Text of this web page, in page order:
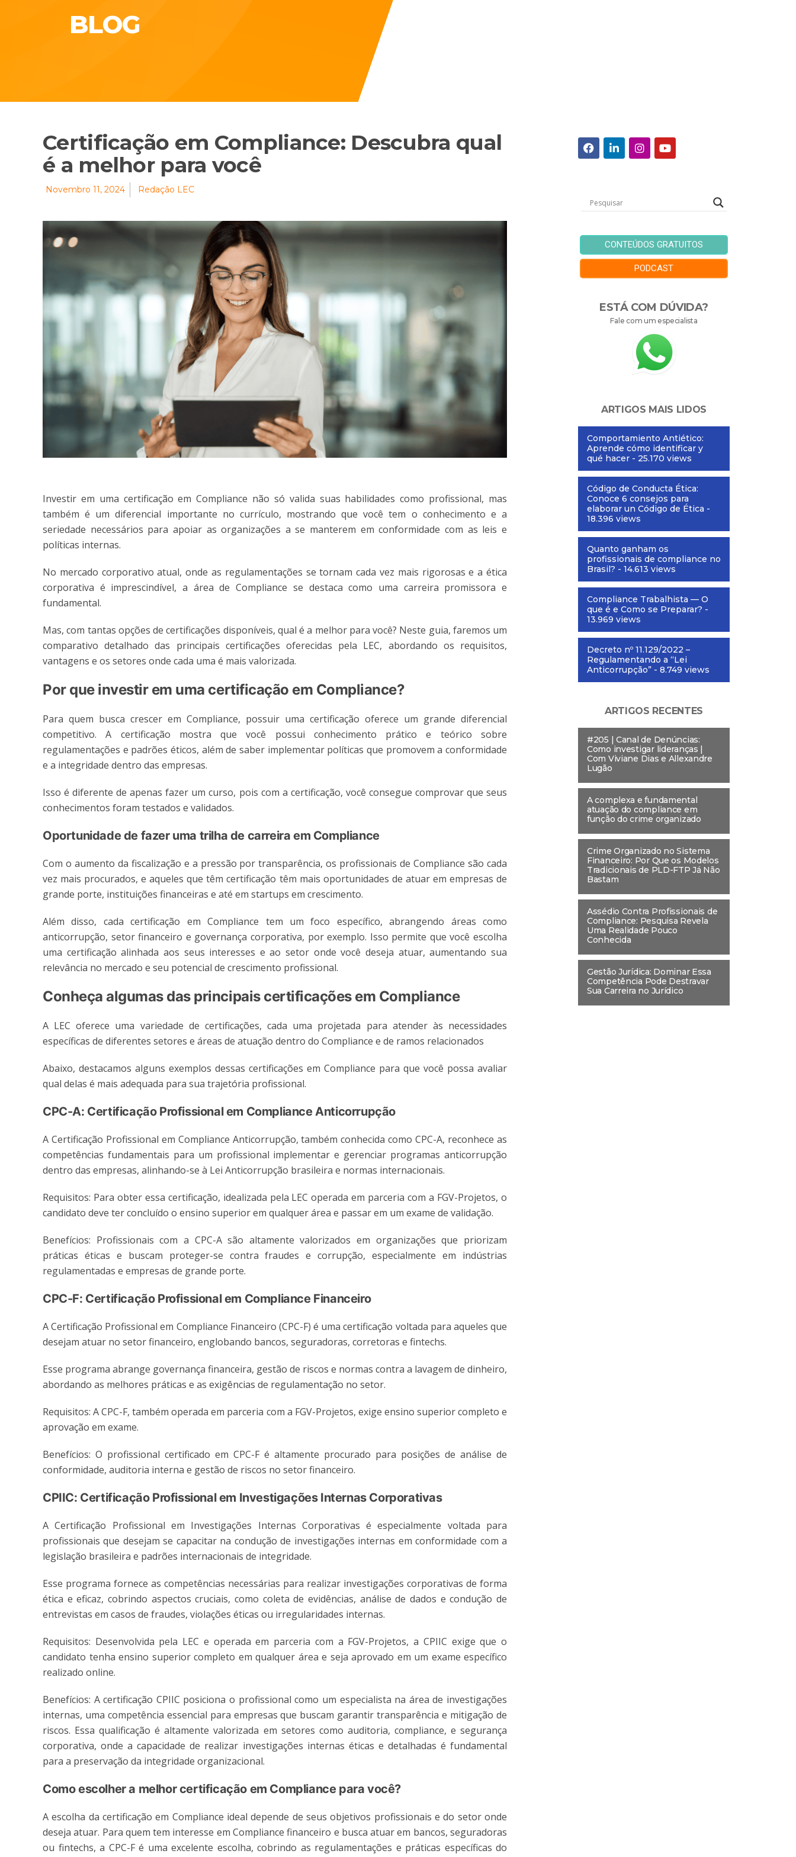
BLOG
Certificação em Compliance: Descubra qual
é a melhor para você
Novembro 11, 2024 Redação LEC
Investir em uma certificação em Compliance não só valida suas habilidades como profissional, mas
também é um diferencial importante no currículo, mostrando que você tem o conhecimento e a
seriedade necessários para apoiar as organizações a se manterem em conformidade com as leis e
políticas internas.
No mercado corporativo atual, onde as regulamentações se tornam cada vez mais rigorosas e a ética
corporativa é imprescindível, a área de Compliance se destaca como uma carreira promissora e
fundamental.
Mas, com tantas opções de certificações disponíveis, qual é a melhor para você? Neste guia, faremos um
comparativo detalhado das principais certificações oferecidas pela LEC, abordando os requisitos,
vantagens e os setores onde cada uma é mais valorizada.
Por que investir em uma certificação em Compliance?
Para quem busca crescer em Compliance, possuir uma certificação oferece um grande diferencial
competitivo. A certificação mostra que você possui conhecimento prático e teórico sobre
regulamentações e padrões éticos, além de saber implementar políticas que promovem a conformidade
e a integridade dentro das empresas.
Isso é diferente de apenas fazer um curso, pois com a certificação, você consegue comprovar que seus
conhecimentos foram testados e validados.
Oportunidade de fazer uma trilha de carreira em Compliance
Com o aumento da fiscalização e a pressão por transparência, os profissionais de Compliance são cada
vez mais procurados, e aqueles que têm certificação têm mais oportunidades de atuar em empresas de
grande porte, instituições financeiras e até em startups em crescimento.
Além disso, cada certificação em Compliance tem um foco específico, abrangendo áreas como
anticorrupção, setor financeiro e governança corporativa, por exemplo. Isso permite que você escolha
uma certificação alinhada aos seus interesses e ao setor onde você deseja atuar, aumentando sua
relevância no mercado e seu potencial de crescimento profissional.
Conheça algumas das principais certificações em Compliance
A LEC oferece uma variedade de certificações, cada uma projetada para atender às necessidades
específicas de diferentes setores e áreas de atuação dentro do Compliance e de ramos relacionados
Abaixo, destacamos alguns exemplos dessas certificações em Compliance para que você possa avaliar
qual delas é mais adequada para sua trajetória profissional.
CPC-A: Certificação Profissional em Compliance Anticorrupção
A Certificação Profissional em Compliance Anticorrupção, também conhecida como CPC-A, reconhece as
competências fundamentais para um profissional implementar e gerenciar programas anticorrupção
dentro das empresas, alinhando-se à Lei Anticorrupção brasileira e normas internacionais.
Requisitos: Para obter essa certificação, idealizada pela LEC operada em parceria com a FGV-Projetos, o
candidato deve ter concluído o ensino superior em qualquer área e passar em um exame de validação.
Benefícios: Profissionais com a CPC-A são altamente valorizados em organizações que priorizam
práticas éticas e buscam proteger-se contra fraudes e corrupção, especialmente em indústrias
regulamentadas e empresas de grande porte.
CPC-F: Certificação Profissional em Compliance Financeiro
A Certificação Profissional em Compliance Financeiro (CPC-F) é uma certificação voltada para aqueles que
desejam atuar no setor financeiro, englobando bancos, seguradoras, corretoras e fintechs.
Esse programa abrange governança financeira, gestão de riscos e normas contra a lavagem de dinheiro,
abordando as melhores práticas e as exigências de regulamentação no setor.
Requisitos: A CPC-F, tambémoperadaem parceria com a FGV-Projetos, exige ensino superior completo e
aprovação em exame.
Benefícios: O profissional certificado em CPC-F é altamente procurado para posições de análise de
conformidade, auditoria interna e gestão de riscos no setor financeiro.
CPIIC: Certificação Profissional em Investigações Internas Corporativas
A Certificação Profissional em Investigações Internas Corporativas é especialmente voltada para
profissionais que desejam se capacitar na condução de investigações internas em conformidade com a
legislação brasileira e padrões internacionais de integridade.
Esse programa fornece as competências necessárias para realizar investigações corporativas de forma
ética e eficaz, cobrindo aspectos cruciais, como coleta de evidências, análise de dados e condução de
entrevistas em casos de fraudes, violações éticas ou irregularidades internas.
Requisitos: Desenvolvida pela LEC e operada em parceria com a FGV-Projetos, a CPIIC exige que o
candidato tenha ensino superior completo em qualquer área e seja aprovado em um exame específico
realizado online.
Benefícios: A certificação CPIIC posiciona o profissional como um especialista na área de investigações
internas, uma competência essencial para empresas que buscam garantir transparência e mitigação de
riscos. Essa qualificação é altamente valorizada em setores como auditoria, compliance, e segurança
corporativa, onde a capacidade de realizar investigações internas éticas e detalhadas é fundamental
para a preservação da integridade organizacional.
Como escolher a melhor certificação em Compliance para você?
A escolha da certificação em Compliance ideal depende de seus objetivos profissionais e do setor onde
deseja atuar. Para quem tem interesse em Compliance financeiro e busca atuar em bancos, seguradoras
ou fintechs, a CPC-F é uma excelente escolha, cobrindo as regulamentações e práticas específicas do
CONTEÚDOS GRATUITOS
PODCAST
ESTÁ COM DÚVIDA?
Fale com um especialista
ARTIGOS MAIS LIDOS
Comportamiento Antiético:
Aprende cómo identificar y
qué hacer - 25.170 views
Código de Conducta Ética:
Conoce 6 consejos para
elaborar un Código de Ética -
18.396 views
Quanto ganham os
profissionais de compliance no
Brasil? - 14.613 views
Compliance Trabalhista — O
que é e Como se Preparar? -
13.969 views
Decreto nº 11.129/2022 –
Regulamentando a “Lei
Anticorrupção” - 8.749 views
ARTIGOS RECENTES
#205 | Canal de Denúncias:
Como investigar lideranças |
Com Viviane Dias e Allexandre
Lugão
A complexa e fundamental
atuação do compliance em
função do crime organizado
Crime Organizado no Sistema
Financeiro: Por Que os Modelos
Tradicionais de PLD-FTP Já Não
Bastam
Assédio Contra Profissionais de
Compliance: Pesquisa Revela
Uma Realidade Pouco
Conhecida
Gestão Jurídica: Dominar Essa
Competência Pode Destravar
Sua Carreira no Jurídico